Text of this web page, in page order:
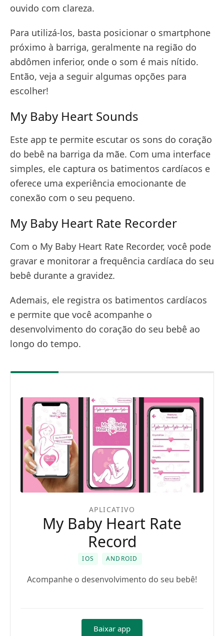
ouvido com clareza.
Para utilizá-los, basta posicionar o smartphone
próximo à barriga, geralmente na região do
abdômen inferior, onde o som é mais nítido.
Então, veja a seguir algumas opções para
escolher!
My Baby Heart Sounds
Este app te permite escutar os sons do coração
do bebê na barriga da mãe. Com uma interface
simples, ele captura os batimentos cardíacos e
oferece uma experiência emocionante de
conexão com o seu pequeno.
My Baby Heart Rate Recorder
Com o My Baby Heart Rate Recorder, você pode
gravar e monitorar a frequência cardíaca do seu
bebê durante a gravidez.
Ademais, ele registra os batimentos cardíacos
e permite que você acompanhe o
desenvolvimento do coração do seu bebê ao
longo do tempo.
APLICATIVO
My Baby Heart Rate
Record
IOS ANDROID
Acompanhe o desenvolvimento do seu bebê!
Baixar app